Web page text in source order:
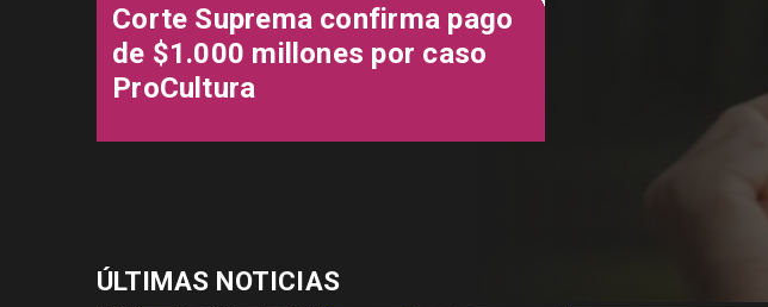
Corte Suprema confirma pago
de $1.000 millones por caso
ProCultura
ÚLTIMAS NOTICIAS